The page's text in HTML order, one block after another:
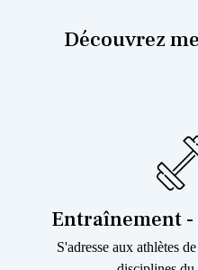
Découvrez
Entraînement
S'adresse aux athlètes